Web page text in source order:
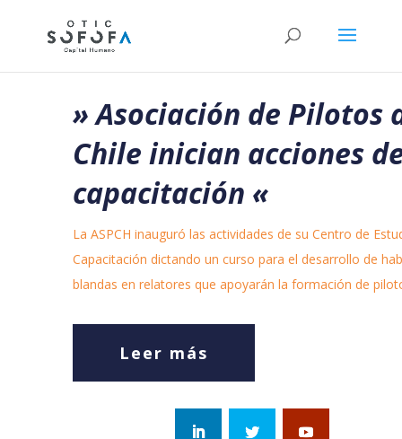
» Asociación de Pilotos
Chile inician acciones
capacitación «
La ASPCH inauguró las actividades de su Centro de
Capacitación dictando un curso para el desarrollo de
blandas en relatores que apoyarán la formación de
Leer más